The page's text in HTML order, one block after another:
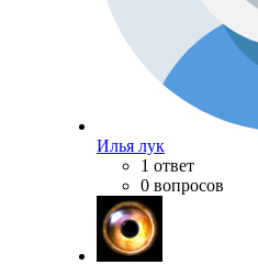
Илья лук
1 ответ
0 вопросов